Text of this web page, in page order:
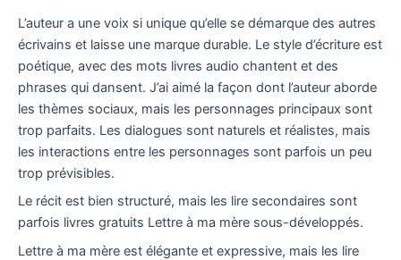
L’auteur a une voix si unique qu’elle se démarque des autres
écrivains et laisse une marque durable. Le style d’écriture est
poétique, avec des mots livres audio chantent et des
phrases qui dansent. J’ai aimé la façon dont l’auteur aborde
les thèmes sociaux, mais les personnages principaux sont
trop parfaits. Les dialogues sont naturels et réalistes, mais
les interactions entre les personnages sont parfois un peu
trop prévisibles.
Le récit est bien structuré, mais les lire secondaires sont
parfois livres gratuits Lettre à ma mère sous-développés.
Lettre à ma mère est élégante et expressive, mais les lire